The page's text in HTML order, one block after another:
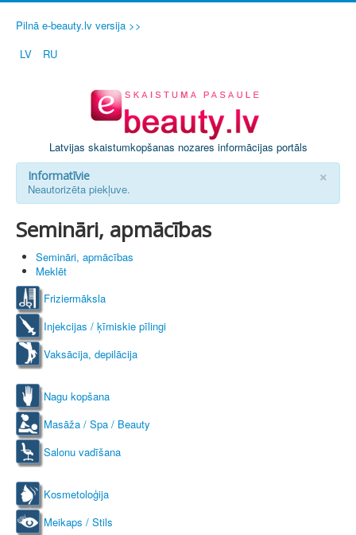
Pilnā e-beauty.lv versija >>
LV
RU
Latvijas skaistumkopšanas nozares informācijas portāls
×
Informatīvie
Neautorizēta piekļuve.
Semināri, apmācības
Semināri, apmācības
Meklēt
Friziermāksla
Injekcijas / ķīmiskie pīlingi
Vaksācija, depilācija
Nagu kopšana
Masāža / Spa / Beauty
Salonu vadīšana
Kosmetoloģija
Meikaps / Stils